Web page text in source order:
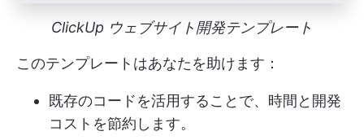
ClickUp ウェブサイト開発テンプレート
このテンプレートはあなたを助けます：
既存のコードを活用することで、時間と開発
コストを節約します。